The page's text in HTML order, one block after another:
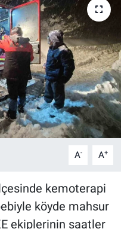
A- A+
kemoterapi
köyde mahsur
ekiplerinin saatler